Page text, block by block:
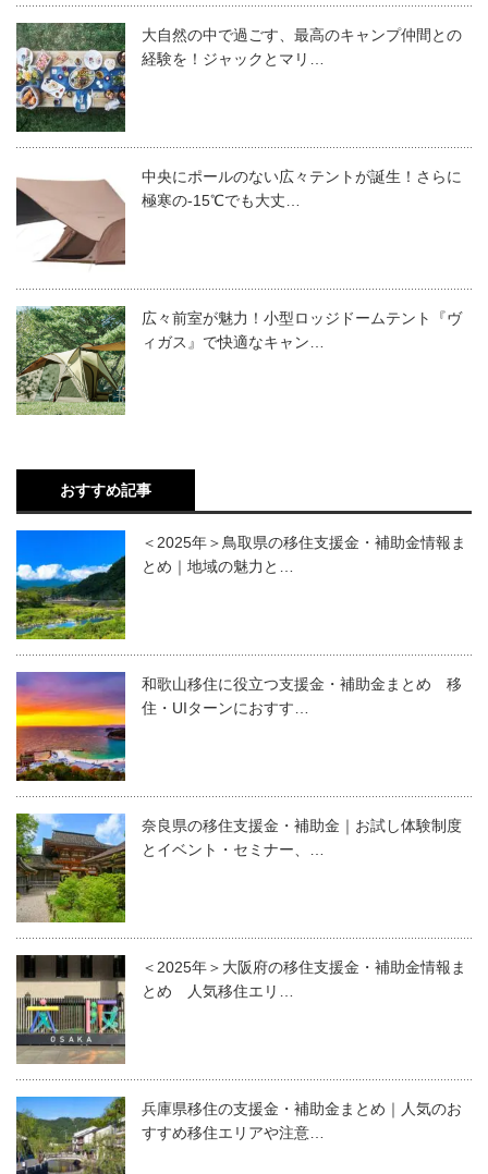
大自然の中で過ごす、最高のキャンプ仲間との
経験を！ジャックとマリ…
中央にポールのない広々テントが誕生！さらに
極寒の-15℃でも大丈…
広々前室が魅力！小型ロッジドームテント『ヴ
ィガス』で快適なキャン…
おすすめ記事
＜2025年＞鳥取県の移住支援金・補助金情報ま
とめ｜地域の魅力と…
和歌山移住に役立つ支援金・補助金まとめ 移
住・UIターンにおすす…
奈良県の移住支援金・補助金｜お試し体験制度
とイベント・セミナー、…
＜2025年＞大阪府の移住支援金・補助金情報ま
とめ 人気移住エリ…
兵庫県移住の支援金・補助金まとめ｜人気のお
すすめ移住エリアや注意…